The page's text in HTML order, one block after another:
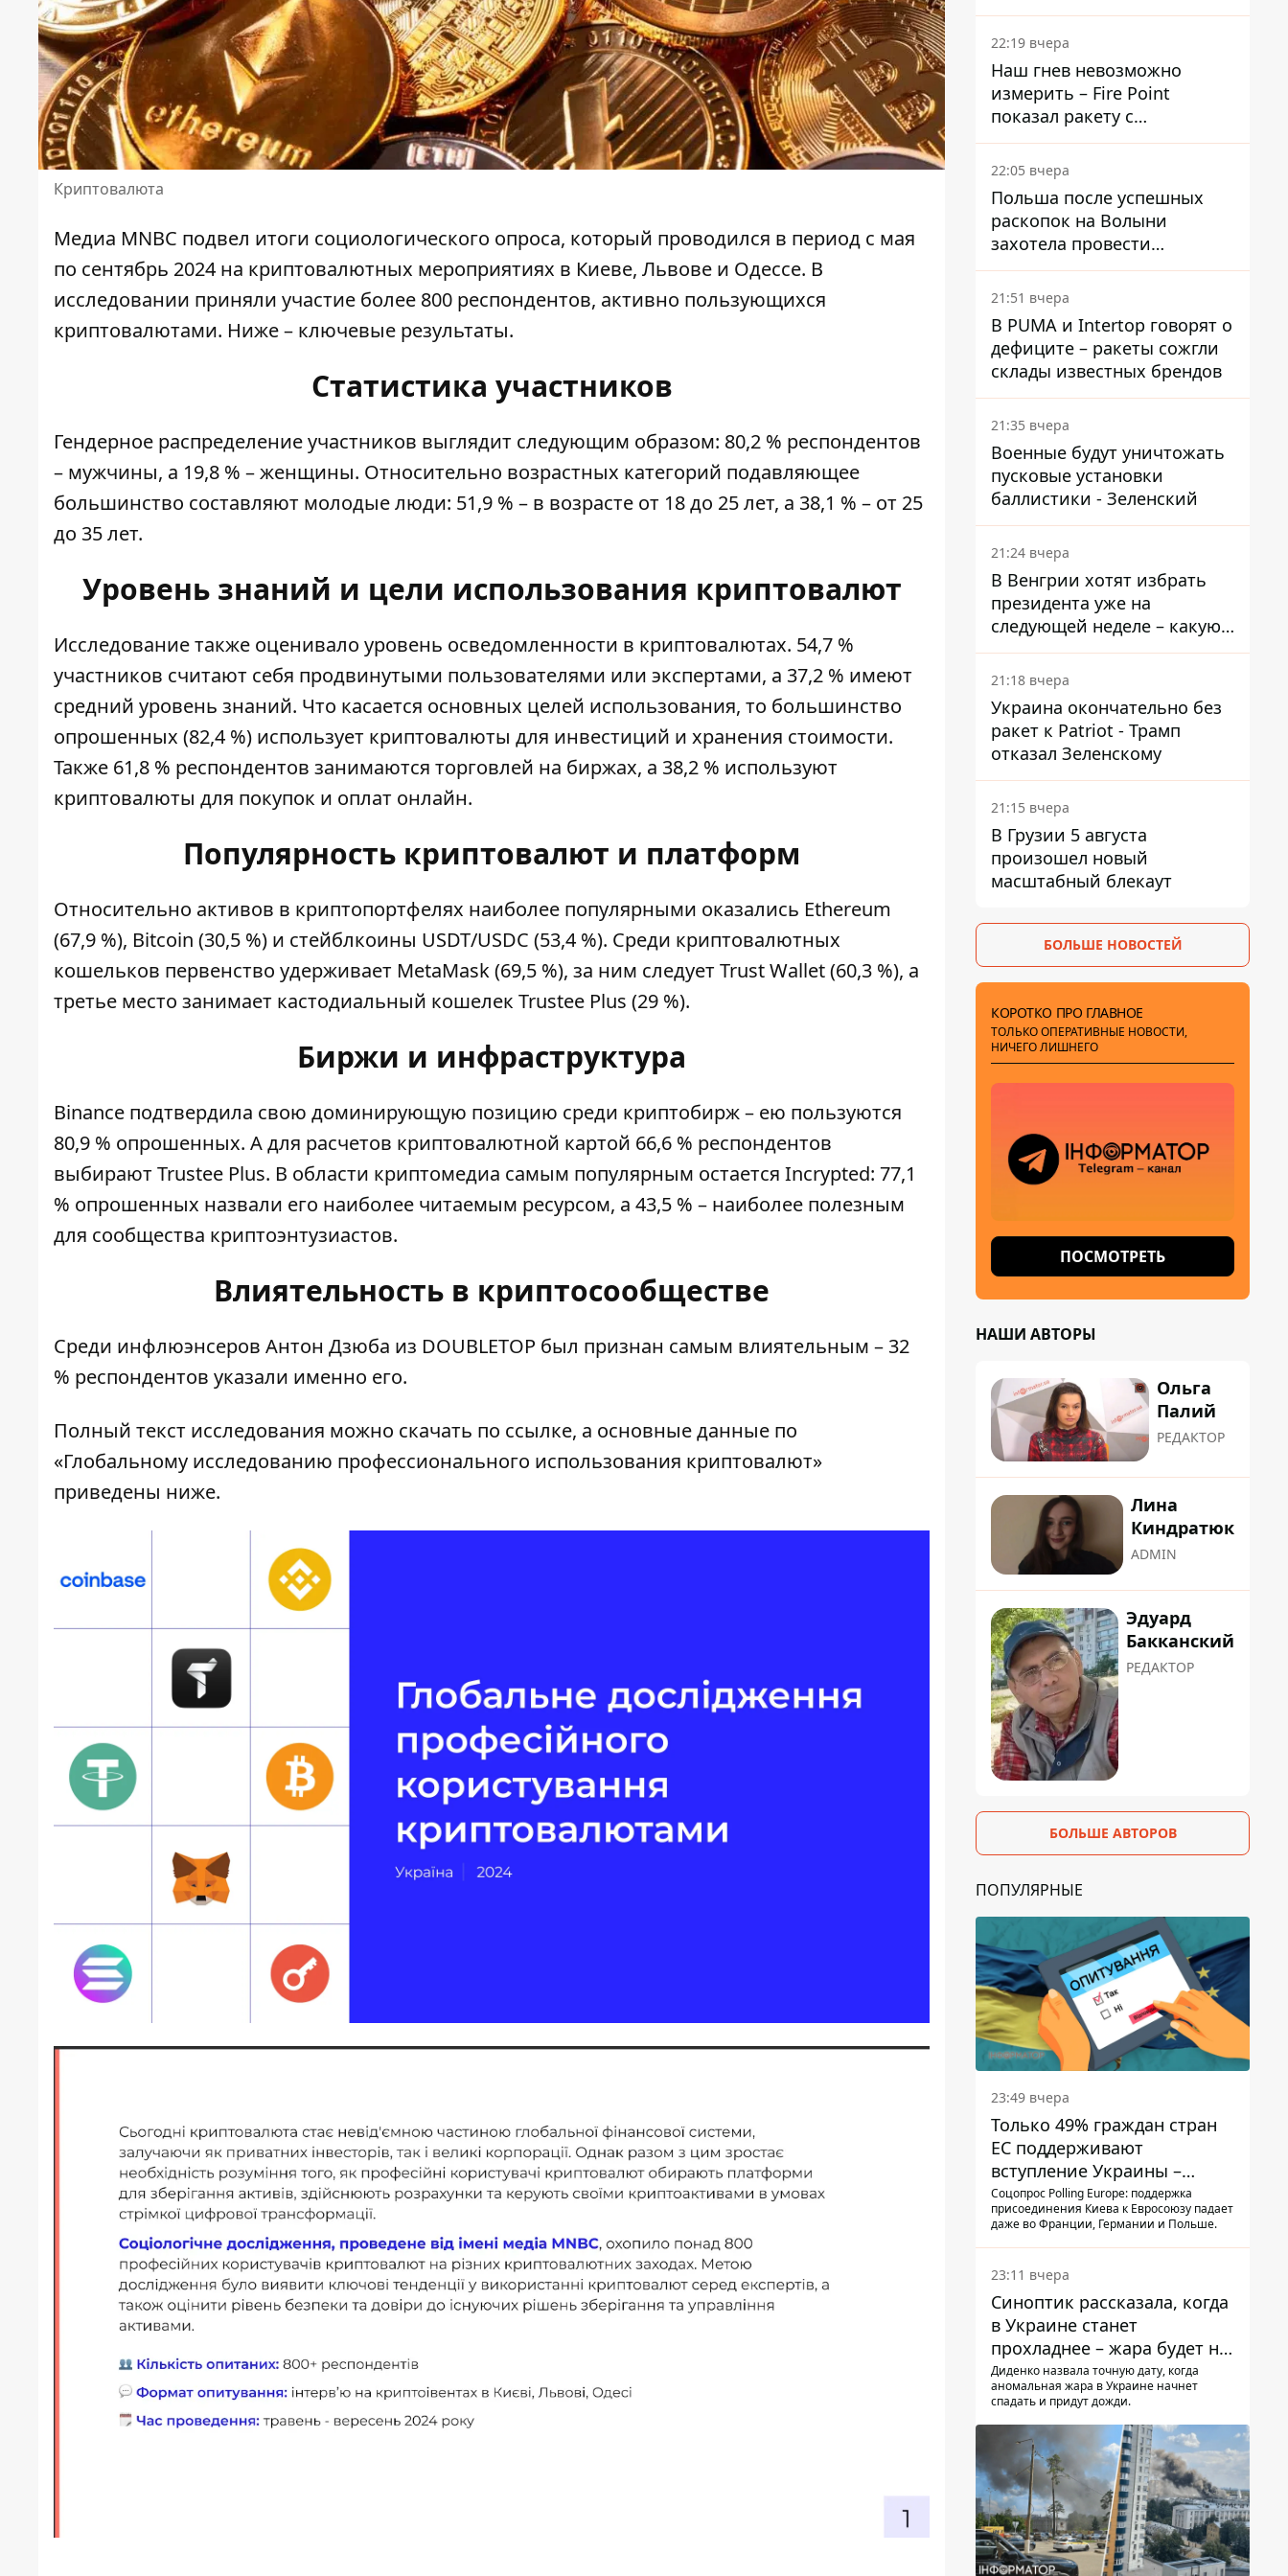
Криптовалюта
Медиа MNBC подвел итоги социологического опроса, который проводился в период с мая
по сентябрь 2024 на криптовалютных мероприятиях в Киеве, Львове и Одессе. В
исследовании приняли участие более 800 респондентов, активно пользующихся
криптовалютами. Ниже – ключевые результаты.
Статистика участников
Гендерное распределение участников выглядит следующим образом: 80,2 % респондентов
– мужчины, а 19,8 % – женщины. Относительно возрастных категорий подавляющее
большинство составляют молодые люди: 51,9 % – в возрасте от 18 до 25 лет, а 38,1 % – от 25
до 35 лет.
Уровень знаний и цели использования криптовалют
Исследование также оценивало уровень осведомленности в криптовалютах. 54,7 %
участников считают себя продвинутыми пользователями или экспертами, а 37,2 % имеют
средний уровень знаний. Что касается основных целей использования, то большинство
опрошенных (82,4 %) использует криптовалюты для инвестиций и хранения стоимости.
Также 61,8 % респондентов занимаются торговлей на биржах, а 38,2 % используют
криптовалюты для покупок и оплат онлайн.
Популярность криптовалют и платформ
Относительно активов в криптопортфелях наиболее популярными оказались Ethereum
(67,9 %), Bitcoin (30,5 %) и стейблкоины USDT/USDC (53,4 %). Среди криптовалютных
кошельков первенство удерживает MetaMask (69,5 %), за ним следует Trust Wallet (60,3 %), а
третье место занимает кастодиальный кошелек Trustee Plus (29 %).
Биржи и инфраструктура
Binance подтвердила свою доминирующую позицию среди криптобирж – ею пользуются
80,9 % опрошенных. А для расчетов криптовалютной картой 66,6 % респондентов
выбирают Trustee Plus. В области криптомедиа самым популярным остается Incrypted: 77,1
% опрошенных назвали его наиболее читаемым ресурсом, а 43,5 % – наиболее полезным
для сообщества криптоэнтузиастов.
Влиятельность в криптосообществе
Среди инфлюэнсеров Антон Дзюба из DOUBLETOP был признан самым влиятельным – 32
% респондентов указали именно его.
Полный текст исследования можно скачать по ссылке, а основные данные по
«Глобальному исследованию профессионального использования криптовалют»
приведены ниже.
раскрыли детали
22:19 вчера
Наш гнев невозможно
измерить – Fire Point
показал ракету с
загадочной отметкой 723
22:05 вчера
Польша после успешных
раскопок на Волыни
захотела провести
эксгумацию в новых местах
21:51 вчера
В PUMA и Intertop говорят о
дефиците – ракеты сожгли
склады известных брендов
21:35 вчера
Военные будут уничтожать
пусковые установки
баллистики - Зеленский
21:24 вчера
В Венгрии хотят избрать
президента уже на
следующей неделе – какую
дату предлагают
21:18 вчера
Украина окончательно без
ракет к Patriot - Трамп
отказал Зеленскому
21:15 вчера
В Грузии 5 августа
произошел новый
масштабный блекаут
БОЛЬШЕ НОВОСТЕЙ
КОРОТКО ПРО ГЛАВНОЕ
ТОЛЬКО ОПЕРАТИВНЫЕ НОВОСТИ,
НИЧЕГО ЛИШНЕГО
ПОСМОТРЕТЬ
НАШИ АВТОРЫ
Ольга
Палий
РЕДАКТОР
Лина
Киндратюк
ADMIN
Эдуард
Бакканский
РЕДАКТОР
БОЛЬШЕ АВТОРОВ
ПОПУЛЯРНЫЕ
23:49 вчера
Только 49% граждан стран
ЕС поддерживают
вступление Украины –
результаты опроса
Соцопрос Polling Europe: поддержка
присоединения Киева к Евросоюзу падает
даже во Франции, Германии и Польше.
23:11 вчера
Синоптик рассказала, когда
в Украине станет
прохладнее – жара будет не
долго
Диденко назвала точную дату, когда
аномальная жара в Украине начнет
спадать и придут дожди.